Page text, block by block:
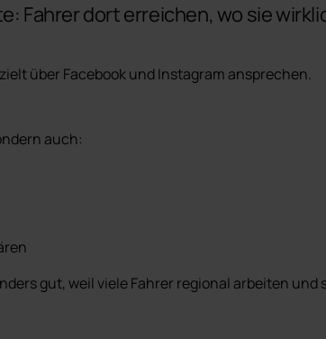
Fahrer dort erreichen, wo sie
über Facebook und Instagram ansprechen.
auch:
gut, weil viele Fahrer regional arbeiten und